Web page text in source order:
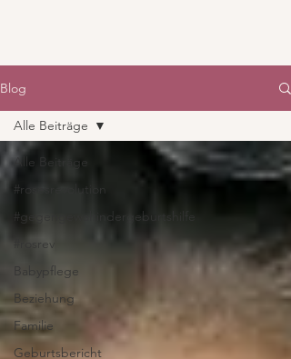
Blog
Alle Beiträge
#rosesrevolution
#gegengewaltindergeburtshilfe
#rosrev
Babypflege
Beziehung
Familie
Geburtsbericht
Alle Beiträge